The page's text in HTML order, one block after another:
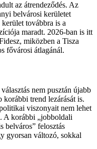
az átrendeződés. Az
belvárosi kerületet
továbbra is a
maradt. 2026-ban is itt
miközben a Tisza
fővárosi átlagánál.
nem pusztán újabb
trend lezárását is.
viszonyait nem lehet
A korábbi „jobboldali
belváros” felosztás
gyorsan változó, sokkal